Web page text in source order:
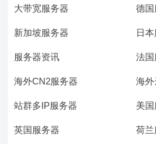
大带宽服务器 德国
新加坡服务器 日
服务器资讯 法国
海外CN2服务器 海外
站群多IP服务器 美
英国服务器 荷兰